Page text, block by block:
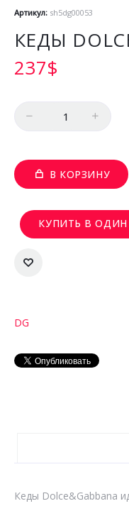
Артикул: sh5dg00053
КЕДЫ
237$
В КОРЗИНУ
КУПИТЬ В
DG
Кеды Dolce&Gabbana